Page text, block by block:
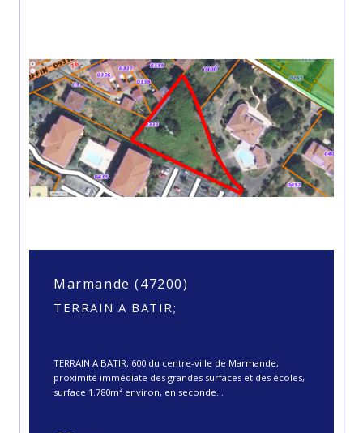
Marmande (47200)
TERRAIN A BATIR;
TERRAIN A BATIR; 600 du centre-ville de Marmande,
proximité immédiate des grandes surfaces et des écoles,
surface 1.780m² environ, en seconde...